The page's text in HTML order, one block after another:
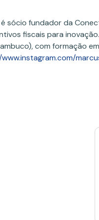
sócio fundador da
fiscais para
com formação